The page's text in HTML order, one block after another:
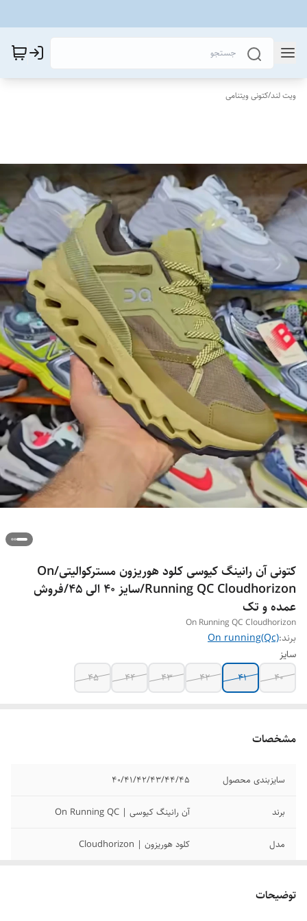
ویت لند/کتونی ویتنامی
کتونی آن رانینگ کیوسی کلود هوریزون مسترکوالیتی/On
Running QC Cloudhorizon/سایز 40 الی 45/فروش
عمده و تک
On Running QC Cloudhorizon
برند:On running(Qc)
سایز
40
41
42
43
44
45
مشخصات
سایزبندی محصول 40/41/42/43/44/45
برند آن رانینگ کیوسی | On Running QC
مدل کلود هوریزون | Cloudhorizon
توضیحات